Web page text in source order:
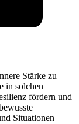
Stärke zu
in solchen
fördern und
Situationen